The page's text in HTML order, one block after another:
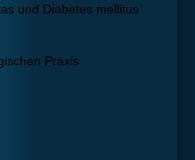
und Diabetes mellitus
Praxis